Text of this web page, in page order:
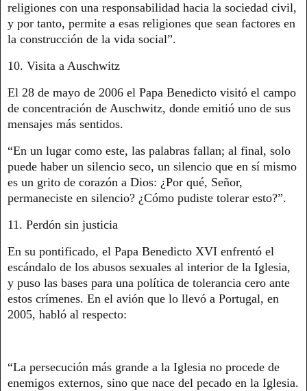
religiones con una responsabilidad hacia la sociedad civil,
y por tanto, permite a esas religiones que sean factores en
la construcción de la vida social”.
10. Visita a Auschwitz
El 28 de mayo de 2006 el Papa Benedicto visitó el campo
de concentración de Auschwitz, donde emitió uno de sus
mensajes más sentidos.
“En un lugar como este, las palabras fallan; al final, solo
puede haber un silencio seco, un silencio que en sí mismo
es un grito de corazón a Dios: ¿Por qué, Señor,
permaneciste en silencio? ¿Cómo pudiste tolerar esto?”.
11. Perdón sin justicia
En su pontificado, el Papa Benedicto XVI enfrentó el
escándalo de los abusos sexuales al interior de la Iglesia,
y puso las bases para una política de tolerancia cero ante
estos crímenes. En el avión que lo llevó a Portugal, en
2005, habló al respecto:
“La persecución más grande a la Iglesia no procede de
enemigos externos, sino que nace del pecado en la Iglesia.